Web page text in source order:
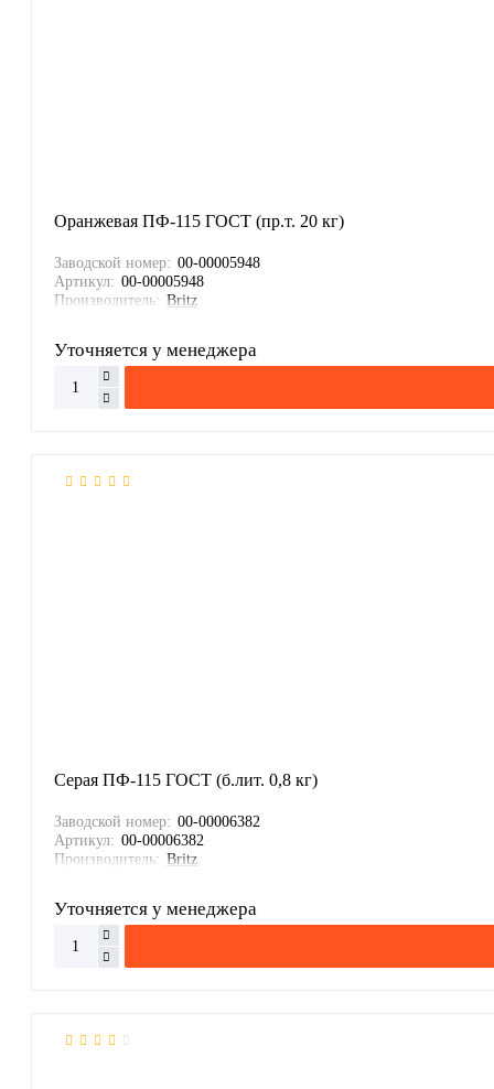
Оранжевая ПФ-115 ГОСТ (пр.т. 20 кг)
Заводской номер: 00-00005948
Артикул: 00-00005948
Производитель: Britz
Уточняется у менеджера
Серая ПФ-115 ГОСТ (б.лит. 0,8 кг)
Заводской номер: 00-00006382
Артикул: 00-00006382
Производитель: Britz
Уточняется у менеджера